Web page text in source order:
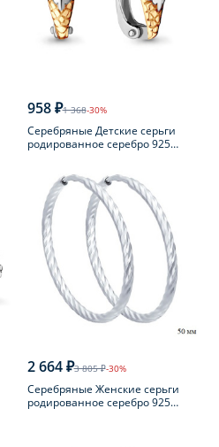
958 ₽1 368-30%
Серебряные Детские серьги
родированное серебро 925
2 664 ₽3 805 ₽-30%
Серебряные Женские серьги
родированное серебро 925